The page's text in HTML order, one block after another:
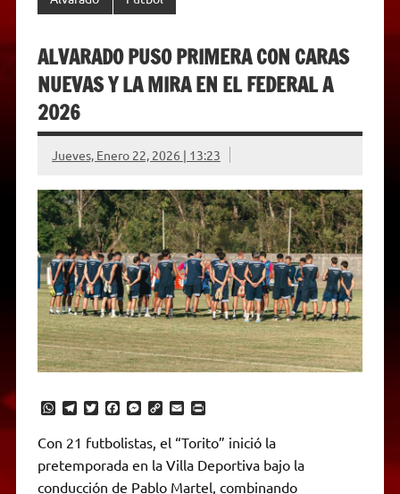
ALVARADO PUSO PRIMERA CON CARAS
NUEVAS Y LA MIRA EN EL FEDERAL A
2026
Jueves, Enero 22, 2026 | 13:23
W
t
s
T
l
e
g
T
i
t
t
e
F
c
e
b
o
M
s
e
n
C
p
y
L
E
a
i
l
P
i
n
t
F
Con 21 futbolistas, el “Torito” inició la
pretemporada en la Villa Deportiva bajo la
conducción de Pablo Martel, combinando